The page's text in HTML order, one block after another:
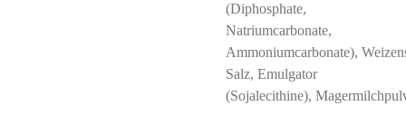
(Diphosphate,
Natriumcarbonate,
Ammoniumcarbonate),
Salz, Emulgator
(Sojalecithine),